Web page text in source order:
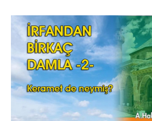
Kültür - Sanat
Ekonomi
Dünya
Yorum - Analiz